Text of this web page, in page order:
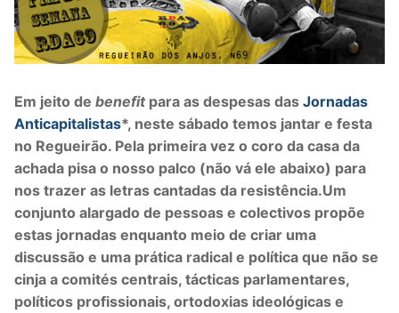
Em jeito de benefit para as despesas das Jornadas
Anticapitalistas*, neste sábado temos jantar e festa
no Regueirão. Pela primeira vez o coro da casa da
achada pisa o nosso palco (não vá ele abaixo) para
nos trazer as letras cantadas da resistência.Um
conjunto alargado de pessoas e colectivos propõe
estas jornadas enquanto meio de criar uma
discussão e uma prática radical e política que não se
cinja a comités centrais, tácticas parlamentares,
políticos profissionais, ortodoxias ideológicas e